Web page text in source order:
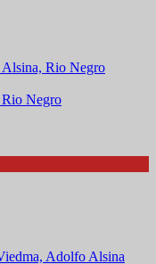
Negro